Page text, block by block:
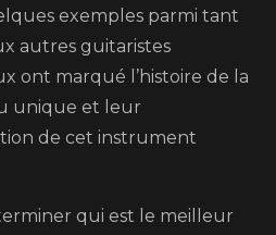
exemples parmi tant
autres guitaristes
ont marqué l’histoire de la
unique et leur
de cet instrument
qui est le meilleur